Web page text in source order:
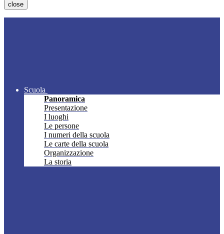
close
Scuola
Panoramica
Presentazione
I luoghi
Le persone
I numeri della scuola
Le carte della scuola
Organizzazione
La storia